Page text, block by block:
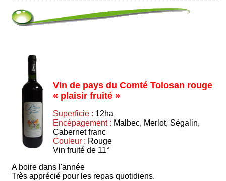
Vin de pays du Comté Tolosan rouge
« plaisir fruité »
Superficie : 12ha
Encépagement : Malbec, Merlot, Ségalin,
Cabernet franc
Couleur : Rouge
Vin fruité de 11°
A boire dans l'année
Très apprécié pour les repas quotidiens.